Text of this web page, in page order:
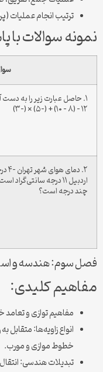
ترتیب انجام عملیات
نمونه سوالات با
۱. حاصل عبارت زیر را به دست آورید:
۱۲ – (۸ – ۱۰) + (-۵) × (-۳)
۲.
اردبیل ۱۱ درجه
چند درجه است؟
فصل سوم: هندسه و
مفاهیم کلیدی:
مفاهیم توازی و
انواع زاویه‌ها:
خطوط موازی و مورب.
تبدیلات هندسی: